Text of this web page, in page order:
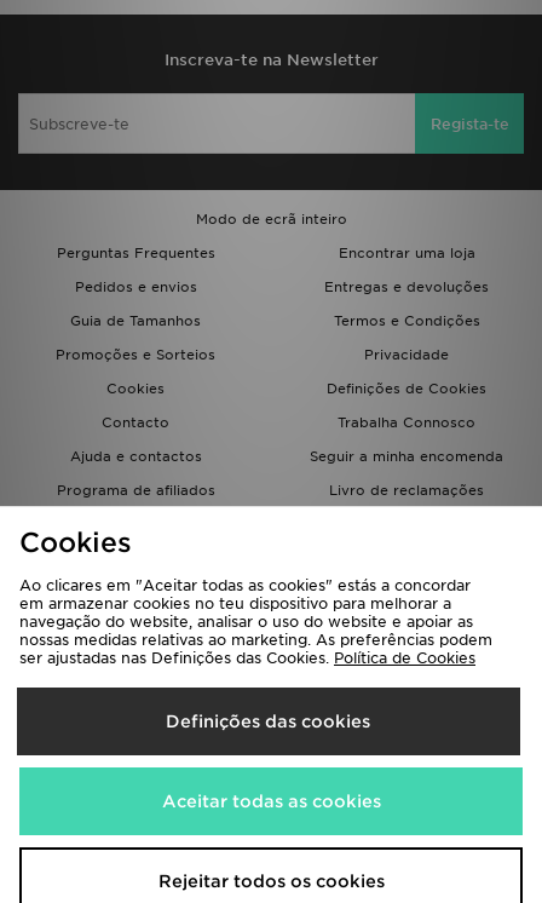
Inscreva-te na Newsletter
Regista-te
Modo de ecrã inteiro
Perguntas Frequentes
Encontrar uma loja
Pedidos e envios
Entregas e devoluções
Guia de Tamanhos
Termos e Condições
Promoções e Sorteios
Privacidade
Cookies
Definições de Cookies
Contacto
Trabalha Connosco
Ajuda e contactos
Seguir a minha encomenda
Programa de afiliados
Livro de reclamações
Seleciona O País
Portugal
Aceitamos os seguintes métodos de pagamento
Visita a nossa página corporativa emwww.jdplc.com
Cookies
Ao clicares em "Aceitar todas as cookies" estás a concordar
em armazenar cookies no teu dispositivo para melhorar a
navegação do website, analisar o uso do website e apoiar as
nossas medidas relativas ao marketing. As preferências podem
ser ajustadas nas Definições das Cookies. Política de Cookies
Definições das cookies
Aceitar todas as cookies
Rejeitar todos os cookies